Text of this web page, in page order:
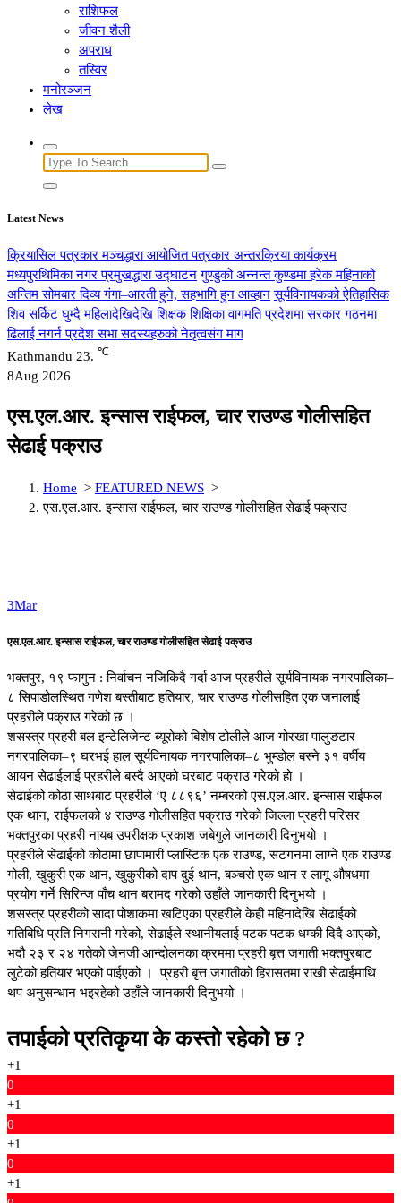
राशिफल
जीवन शैली
अपराध
तस्विर
मनोरञ्जन
लेख
Search
for:
Latest News
क्रियासिल पत्रकार मञ्चद्धारा आयोजित पत्रकार अन्तरक्रिया कार्यक्रम
मध्यपुरथिमिका नगर प्रमुखद्धारा उद्घाटन गुण्डुको अन्नन्त कुण्डमा हरेक महिनाको
अन्तिम सोमबार दिव्य गंगा–आरती हुने, सहभागि हुन आव्हान सूर्यविनायकको ऐतिहासिक
शिव सर्किट घुम्दै महिलादेखिदेखि शिक्षक शिक्षिका वागमति प्रदेशमा सरकार गठनमा
ढिलाई नगर्न प्रदेश सभा सदस्यहरुको नेतृत्वसंग माग
Kathmandu 23. ℃
8Aug 2026
एस.एल.आर. इन्सास राईफल, चार राउण्ड गोलीसहित
सेढाई पक्राउ
Home > FEATURED NEWS >
एस.एल.आर. इन्सास राईफल, चार राउण्ड गोलीसहित सेढाई पक्राउ
3Mar
एस.एल.आर. इन्सास राईफल, चार राउण्ड गोलीसहित सेढाई पक्राउ
भक्तपुर, १९ फागुन : निर्वाचन नजिकिदै गर्दा आज प्रहरीले सूर्यविनायक नगरपालिका–
८ सिपाडोलस्थित गणेश बस्तीबाट हतियार, चार राउण्ड गोलीसहित एक जनालाई
प्रहरीले पक्राउ गरेको छ ।
शसस्त्र प्रहरी बल इन्टेलिजेन्ट ब्यूरोको बिशेष टोलीले आज गोरखा पालुङटार
नगरपालिका–९ घरभई हाल सूर्यविनायक नगरपालिका–८ भुम्डोल बस्ने ३१ वर्षीय
आयन सेढाईलाई प्रहरीले बस्दै आएको घरबाट पक्राउ गरेको हो ।
सेढाईको कोठा साथबाट प्रहरीले ‘ए ८८९६’ नम्बरको एस.एल.आर. इन्सास राईफल
एक थान, राईफलको ४ राउण्ड गोलीसहित पक्राउ गरेको जिल्ला प्रहरी परिसर
भक्तपुरका प्रहरी नायब उपरीक्षक प्रकाश जबेगुले जानकारी दिनुभयो ।
प्रहरीले सेढाईको कोठामा छापामारी प्लास्टिक एक राउण्ड, सटगनमा लाग्ने एक राउण्ड
गोली, खुकुरी एक थान, खुकुरीको दाप दुई थान, बञ्चरो एक थान र लागू औषधमा
प्रयोग गर्ने सिरिन्ज पाँच थान बरामद गरेको उहाँले जानकारी दिनुभयो ।
शसस्त्र प्रहरीको सादा पोशाकमा खटिएका प्रहरीले केही महिनादेखि सेढाईको
गतिबिधि प्रति निगरानी गरेको, सेढाईले स्थानीयलाई पटक पटक धम्की दिदै आएको,
भदौ २३ र २४ गतेको जेनजी आन्दोलनका क्रममा प्रहरी बृत्त जगाती भक्तपुरबाट
लुटेको हतियार भएको पाईएको । प्रहरी बृत्त जगातीको हिरासतमा राखी सेढाईमाथि
थप अनुसन्धान भइरहेको उहाँले जानकारी दिनुभयो ।
तपाईको प्रतिकृया के कस्तो रहेको छ ?
+1
0
+1
0
+1
0
+1